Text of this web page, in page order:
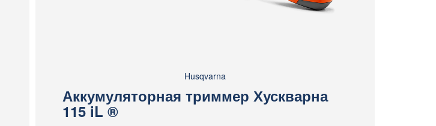
Husqvarna
Аккумуляторная триммер Хускварна
115 iL ®